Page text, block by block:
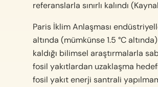
referanslarla sınırlı kalındı
Paris İklim Anlaşması
altında (mümkünse 1.5 °C
kaldığı bilimsel araştırmalarla
fosil yakıtlardan uzaklaşma
fosil yakıt enerji santrali